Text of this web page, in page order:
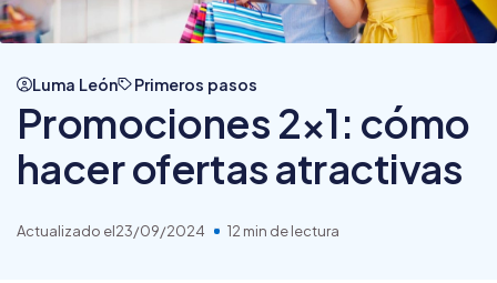
Luma León Primeros pasos
Promociones 2×1: cómo
hacer ofertas atractivas
Actualizado el23/09/2024 12 min de lectura